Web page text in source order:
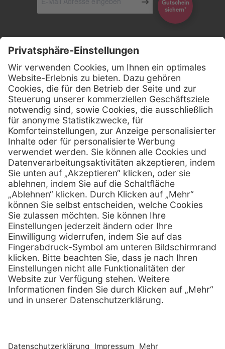
Gutschein
*sichern
Kontakt
Firmensitz
Henry Schein Medical GmbH
Alt-Moabit 96 b
D-10559 Berlin
Telefon: 0800 - 888 777 6
Telefax: 0800 - 888 777 8
E-Mail: info @ henryschein-med.de
Services
Fernwartung
Vorteile
Eigenmarke
Leasing
Techn. Service
Kataloge
Hilfe
FAQs
Kontakt
Lob & Kritik
Außendienst
Retoure
E-Rechnung
Zertifikat Rechtliches